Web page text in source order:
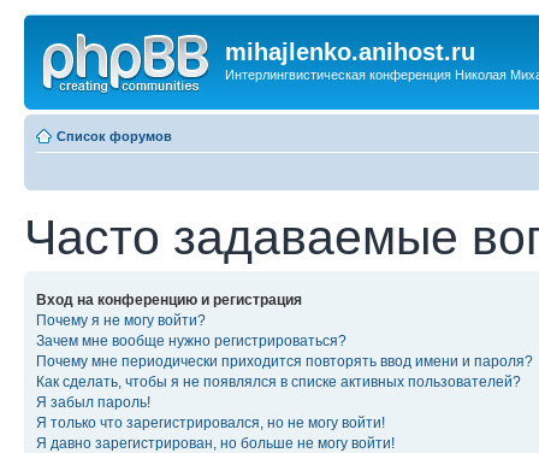
mihajlenko.anihost.ru
Интерлингвистическая конференция Николая
Список форумов
Часто задаваемые
Вход на конференцию и регистрация
Почему я не могу войти?
Зачем мне вообще нужно регистрироваться?
Почему мне периодически приходится повторять ввод имени и пароля?
Как сделать, чтобы я не появлялся в списке активных пользователей?
Я забыл пароль!
Я только что зарегистрировался, но не могу войти!
Я давно зарегистрирован, но больше не могу войти!